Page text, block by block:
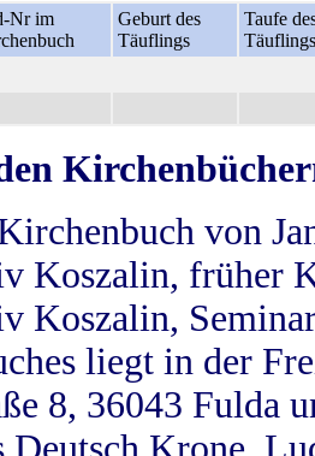
Nr im
Geburt des
Täuflings
Taufe
Täuflings
von
Koszalin, früher
Koszalin,
liegt in der
8, 36043 Fulda